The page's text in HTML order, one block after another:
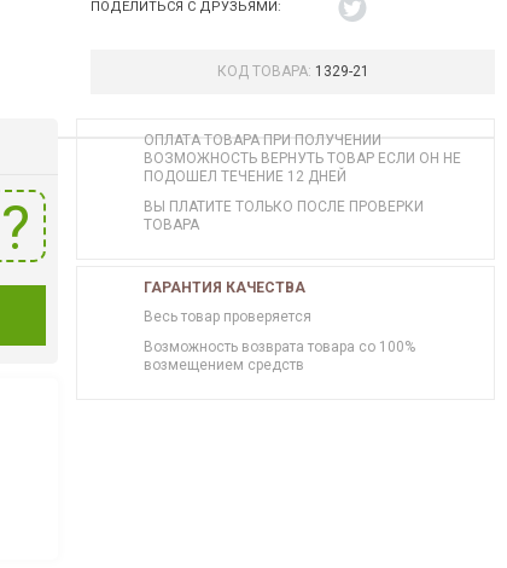
ПОДЕЛИТЬСЯ С ДРУЗЬЯМИ:
КОД ТОВАРА: 1329-21
ОПЛАТА ТОВАРА ПРИ ПОЛУЧЕНИИ
ВОЗМОЖНОСТЬ ВЕРНУТЬ ТОВАР ЕСЛИ ОН НЕ
ПОДОШЕЛ ТЕЧЕНИЕ 12 ДНЕЙ
ВЫ ПЛАТИТЕ ТОЛЬКО ПОСЛЕ ПРОВЕРКИ
ТОВАРА
ГАРАНТИЯ КАЧЕСТВА
Весь товар проверяется
Возможность возврата товара со 100%
возмещением средств